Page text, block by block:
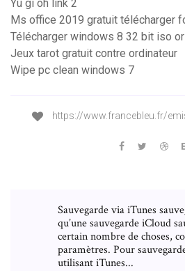
Yu gi oh link 2
Ms office 2019 gratuit télécharger
Télécharger windows 8 32 bit iso
Jeux tarot gratuit contre ordinateur
Wipe pc clean windows 7
https://www.francebleu.fr/
Sauvegarde via iTunes
qu’une sauvegarde iCloud
certain nombre de choses,
paramètres. Pour
utilisant iTunes...